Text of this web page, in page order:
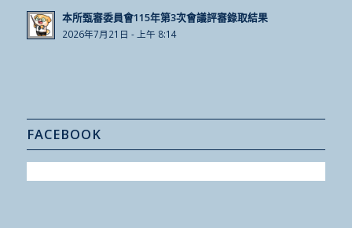
本所甄審委員會115年第3次會議評審錄取結果
2026年7月21日 - 上午 8:14
FACEBOOK